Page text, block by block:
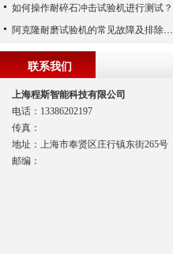
如何操作耐碎石冲击试验机进行测试？
阿克隆耐磨试验机的常见故障及排除方法
联系我们
上海程斯智能科技有限公司
电话：13386202197
传真：
地址：上海市奉贤区庄行镇东街265号
邮编：